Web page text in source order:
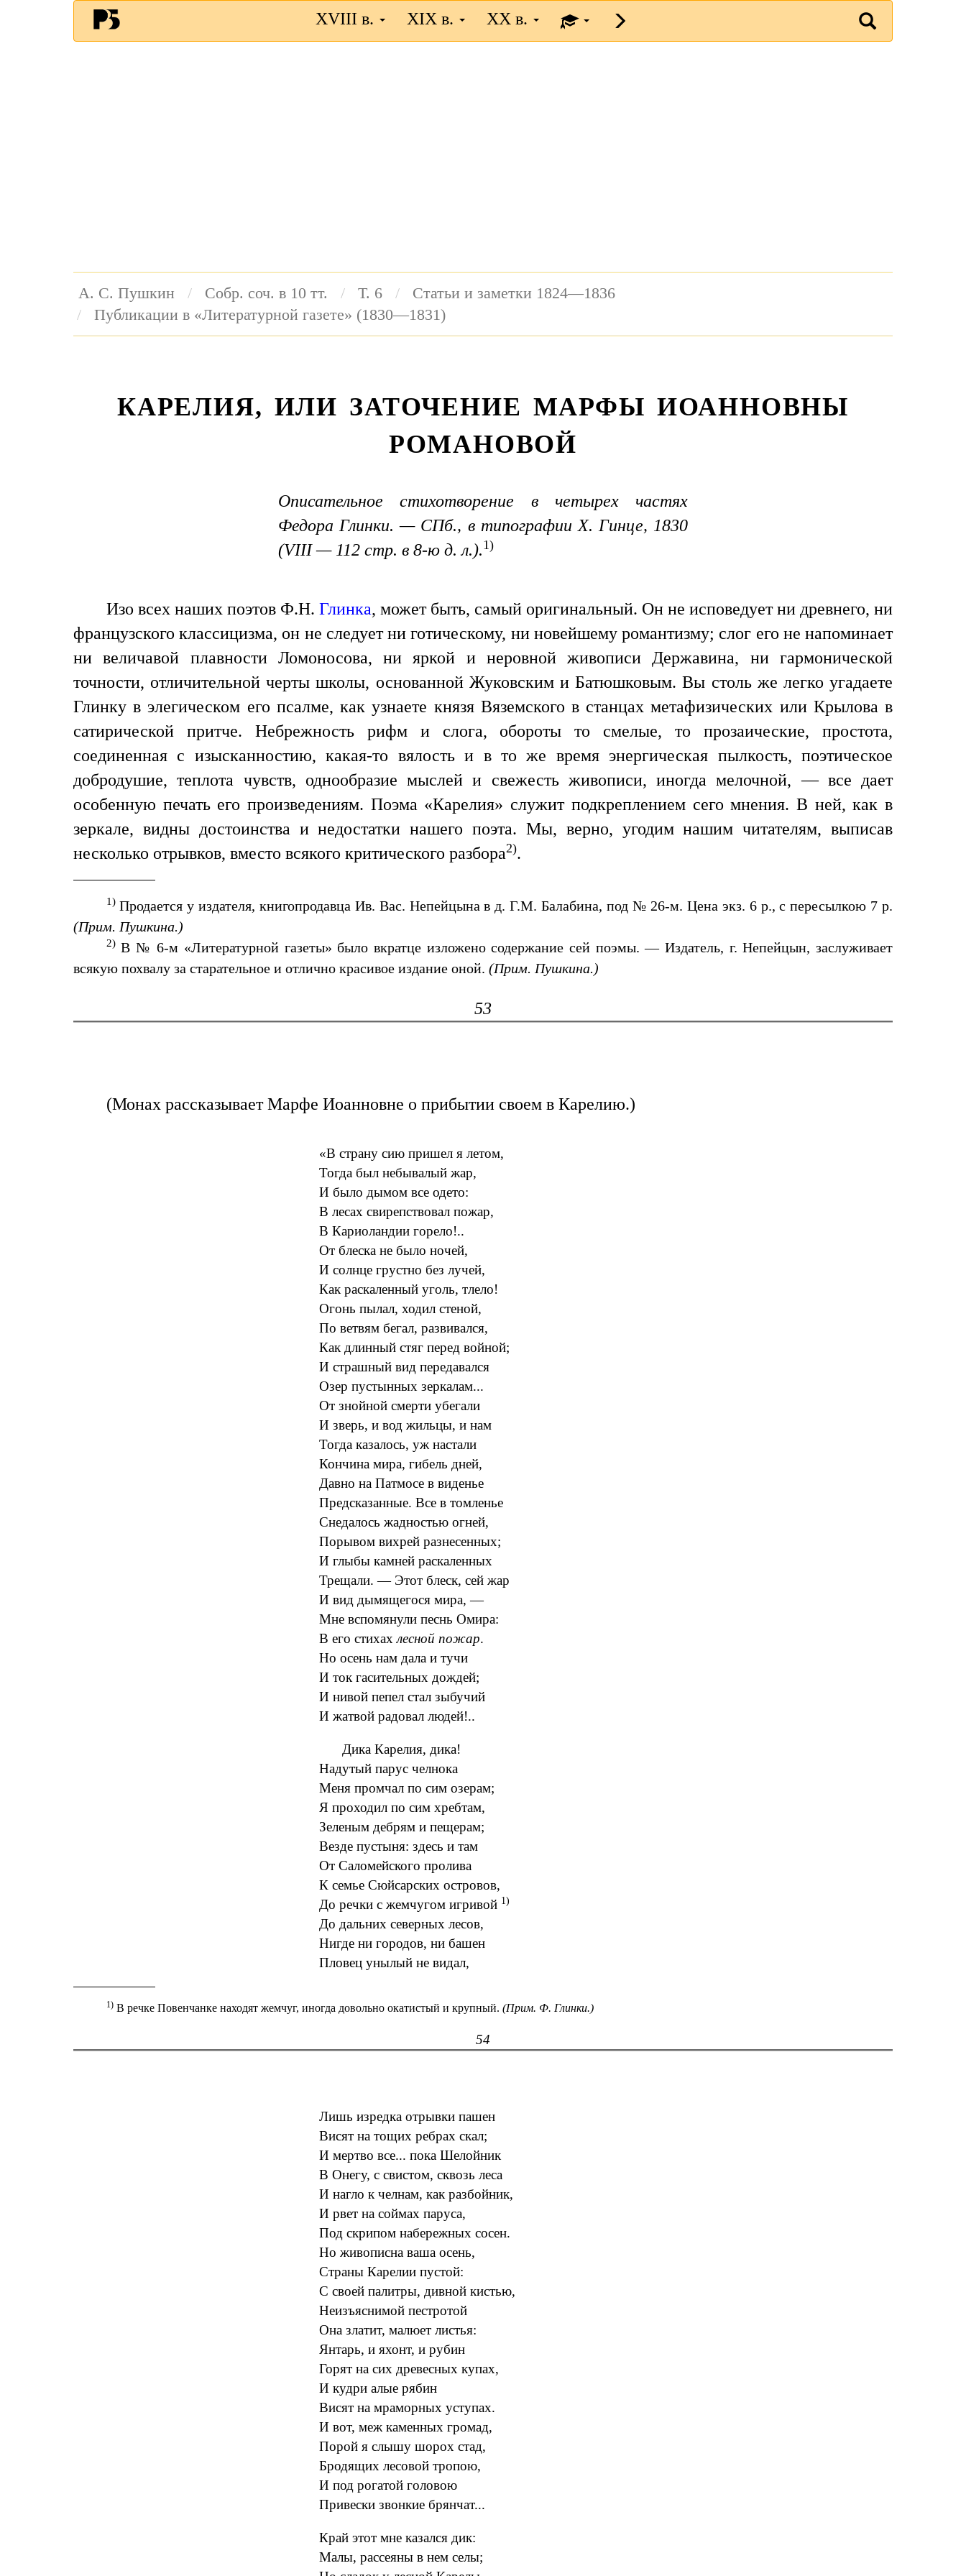
XVIII в. XIX в. XX в.
А. С. Пушкин Собр. соч. в 10 тт. Т. 6
Статьи и заметки 1824—1836
Публикации в «Литературной газете» (1830—1831)
КАРЕЛИЯ, ИЛИ ЗАТОЧЕНИЕ МАРФЫ ИОАННОВНЫ
РОМАНОВОЙ
Описательное стихотворение в четырех частях
Федора Глинки. — СПб., в типографии X. Гинце, 1830
(VIII — 112 стр. в 8-ю д. л.).1)
Изо всех наших поэтов Ф.Н. Глинка, может быть, самый оригинальный. Он не исповедует ни древнего, ни
французского классицизма, он не следует ни готическому, ни новейшему романтизму; слог его не напоминает
ни величавой плавности Ломоносова, ни яркой и неровной живописи Державина, ни гармонической
точности, отличительной черты школы, основанной Жуковским и Батюшковым. Вы столь же легко угадаете
Глинку в элегическом его псалме, как узнаете князя Вяземского в станцах метафизических или Крылова в
сатирической притче. Небрежность рифм и слога, обороты то смелые, то прозаические, простота,
соединенная с изысканностию, какая-то вялость и в то же время энергическая пылкость, поэтическое
добродушие, теплота чувств, однообразие мыслей и свежесть живописи, иногда мелочной, — все дает
особенную печать его произведениям. Поэма «Карелия» служит подкреплением сего мнения. В ней, как в
зеркале, видны достоинства и недостатки нашего поэта. Мы, верно, угодим нашим читателям, выписав
несколько отрывков, вместо всякого критического разбора2).
1)Продается у издателя, книгопродавца Ив. Вас. Непейцына в д. Г.М. Балабина, под № 26-м. Цена экз. 6 р., с пересылкою 7 р.
(Прим. Пушкина.)
2)В № 6-м «Литературной газеты» было вкратце изложено содержание сей поэмы. — Издатель, г. Непейцын, заслуживает
всякую похвалу за старательное и отлично красивое издание оной. (Прим. Пушкина.)
53
(Монах рассказывает Марфе Иоанновне о прибытии своем в Карелию.)
«В страну сию пришел я летом,
Тогда был небывалый жар,
И было дымом все одето:
В лесах свирепствовал пожар,
В Кариоландии горело!..
От блеска не было ночей,
И солнце грустно без лучей,
Как раскаленный уголь, тлело!
Огонь пылал, ходил стеной,
По ветвям бегал, развивался,
Как длинный стяг перед войной;
И страшный вид передавался
Озер пустынных зеркалам...
От знойной смерти убегали
И зверь, и вод жильцы, и нам
Тогда казалось, уж настали
Кончина мира, гибель дней,
Давно на Патмосе в виденье
Предсказанные. Все в томленье
Снедалось жадностью огней,
Порывом вихрей разнесенных;
И глыбы камней раскаленных
Трещали. — Этот блеск, сей жар
И вид дымящегося мира, —
Мне вспомянули песнь Омира:
В его стихахлесной пожар.
Но осень нам дала и тучи
И ток гасительных дождей;
И нивой пепел стал зыбучий
И жатвой радовал людей!..
Дика Карелия, дика!
Надутый парус челнока
Меня промчал по сим озерам;
Я проходил по сим хребтам,
Зеленым дебрям и пещерам;
Везде пустыня: здесь и там
От Саломейского пролива
К семье Сюйсарских островов,
До речки с жемчугом игривой 1)
До дальних северных лесов,
Нигде ни городов, ни башен
Пловец унылый не видал,
1)В речке Повенчанке находят жемчуг, иногда довольно окатистый и крупный. (Прим. Ф. Глинки.)
54
Лишь изредка отрывки пашен
Висят на тощих ребрах скал;
И мертво все... пока Шелойник
В Онегу, с свистом, сквозь леса
И нагло к челнам, как разбойник,
И рвет на соймах паруса,
Под скрипом набережных сосен.
Но живописна ваша осень,
Страны Карелии пустой:
С своей палитры, дивной кистью,
Неизъяснимой пестротой
Она златит, малюет листья:
Янтарь, и яхонт, и рубин
Горят на сих древесных купах,
И кудри алые рябин
Висят на мраморных уступах.
И вот, меж каменных громад,
Порой я слышу шорох стад,
Бродящих лесовой тропою,
И под рогатой головою
Привески звонкие брянчат...
Край этот мне казался дик:
Малы, рассеяны в нем селы;